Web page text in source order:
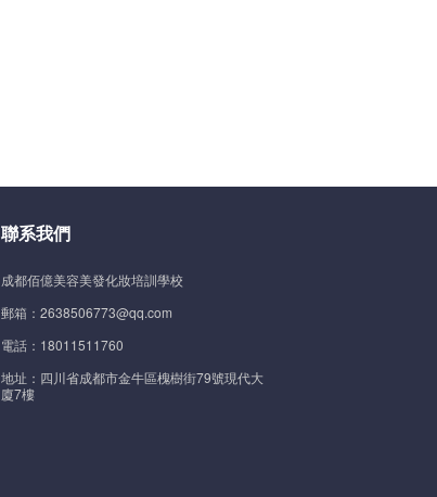
聯系我們
成都佰億美容美發化妝培訓學校
郵箱：2638506773@qq.com
電話：18011511760
地址：四川省成都市金牛區槐樹街79號現代大
廈7樓